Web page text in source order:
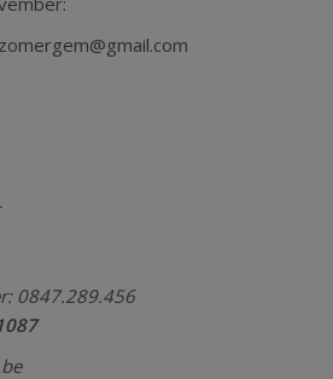
0847.289.456